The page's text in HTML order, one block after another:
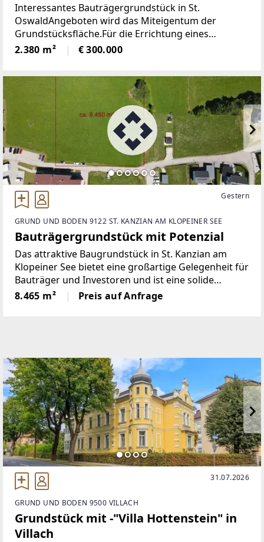
Interessantes Bauträgergrundstück in St.
OswaldAngeboten wird das Miteigentum der
Grundstücksfläche.Für die Errichtung eines
Apartmenthauses liegen genehmigten Baupläne
auf. Es sind für dieses Projekt 6 Ferienwohnungen
2.380 m² € 300.000
Gestern
GRUND UND BODEN 9122 ST. KANZIAN AM KLOPEINER SEE
Bauträgergrundstück mit Potenzial
Das attraktive Baugrundstück in St. Kanzian am
Klopeiner See bietet eine großartige Gelegenheit für
Bauträger und Investoren und ist eine solide
Grundlage für die Schaffung von Wohnraum, der
nicht nur dem gemeinnützigen Wohnungsbau
8.465 m² Preis auf Anfrage
31.07.2026
GRUND UND BODEN 9500 VILLACH
Grundstück mit -"Villa Hottenstein" in
Villach